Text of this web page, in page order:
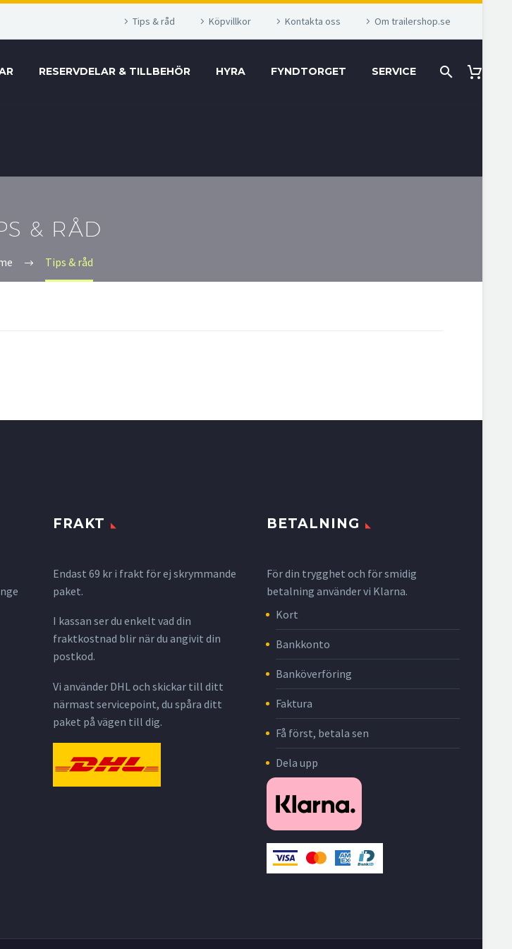
Tips & råd Köpvillkor Kontakta oss Om trailershop.se
RESERVDELAR & TILLBEHÖR HYRA FYNDTORGET SERVICE
& RÅD
Tips & råd
FRAKT
Endast 69 kr i frakt för ej skrymmande
paket.
I kassan ser du enkelt vad din
fraktkostnad blir när du angivit din
postkod.
Vi använder DHL och skickar till ditt
närmast servicepoint, du spåra ditt
paket på vägen till dig.
BETALNING
För din trygghet och för smidig
betalning använder vi Klarna.
Kort
Bankkonto
Banköverföring
Faktura
Få först, betala sen
Dela upp